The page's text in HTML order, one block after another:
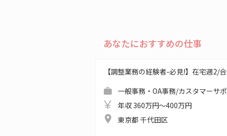
あなたにおすすめの仕事
【調整業務の経験者-必見!】在宅週2/
一般事務・OA事務/カスタマーサ
年収 360万円～400万円
東京都 千代田区